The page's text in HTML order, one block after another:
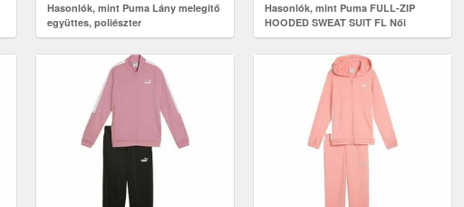
Hasonlók, mint Puma Lány melegítő
együttes, poliészter
Hasonlók, mint Puma FULL-ZIP
HOODED SWEAT SUIT FL Női
melegítő szett, rózsaszín, méret